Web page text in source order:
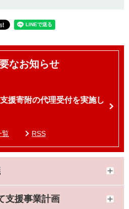
なお知らせ
援寄附の代理受付を実施し
覧 RSS
支援事業計画